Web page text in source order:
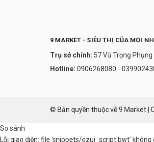
9 MARKET - SIÊU THỊ CỦA MỌI
Trụ sở chính: 57 Vũ Trọng
Hotline: 0906268080 -
© Bản quyền thuộc về 9 Market|
So sánh
Lỗi giao diện: file 'snippets/ozui_script.bwt'